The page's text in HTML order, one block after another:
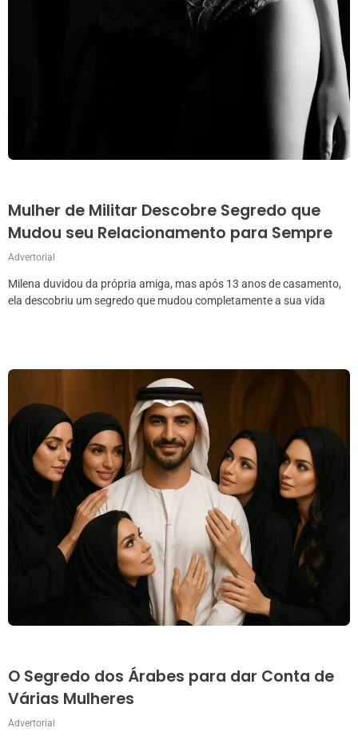
Mulher de Militar Descobre Segredo que
Mudou seu Relacionamento para Sempre
Advertorial
Milena duvidou da própria amiga, mas após 13 anos de casamento,
ela descobriu um segredo que mudou completamente a sua vida
O Segredo dos Árabes para dar Conta de
Várias Mulheres
Advertorial